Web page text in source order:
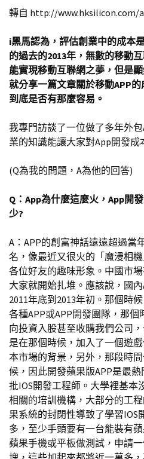
轉自 http://www.hksilicon.com/
i黑馬認為，評估創業中的成本
的過去的2013年，無數的移動
能實現移動互聯網之夢，但是
就分享一篇文章關於移動APP
到底是否有那麼容易。
我專門訪談了一位做了多年外
業的知識能讓大家對App開發成
(Q為我的問題，A為他的回答)
Q：App為什麼這麼火，App開
少?
A：APP的創富神話遠遠超過當
名，像最近又很火的「魔漫相
各位好友的趣味形象。中國市
大家就開始扎堆。應該說，國
2011年底到2013年初。那個時
各種APP或APP開發團隊，那
向投資入股甚至收購我們公司
是在那個時候，加入了一個遊
本市場的背景，另外，那段時
候，因此開發蘋果版APP是最
批IOS開發工程師。大學裡基本
相關的培訓機構，大部分的工
果系統的封閉性導致了學習IOS
多，至少手頭要有一台能裝有
蘋果手機或平板做測試，申請